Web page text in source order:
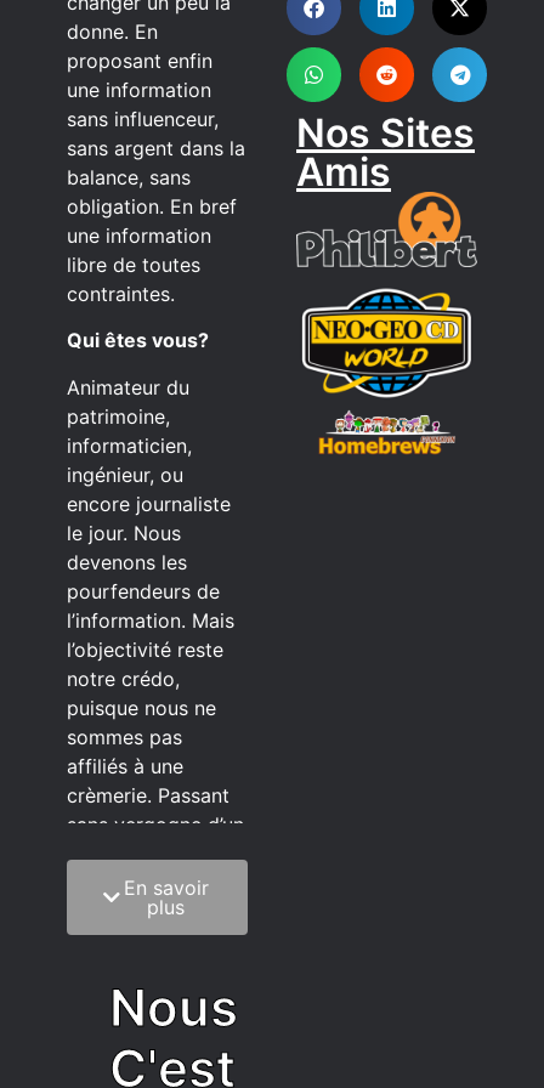
donne. En
proposant enfin
une information
sans influenceur,
sans argent dans la
balance, sans
obligation. En bref
une information
libre de toutes
contraintes.
Qui êtes vous?
Animateur du
patrimoine,
informaticien,
ingénieur, ou
encore journaliste
le jour. Nous
devenons les
pourfendeurs de
l’information. Mais
l’objectivité reste
notre crédo,
puisque nous ne
sommes pas
affiliés à une
crèmerie. Passant
sans vergogne d’un
C’est quoi notre
méthode?
sagesse de la
vieillesse à une
grosse dose
En savoir
plus
Nous
C'est
Nos Sites
Amis